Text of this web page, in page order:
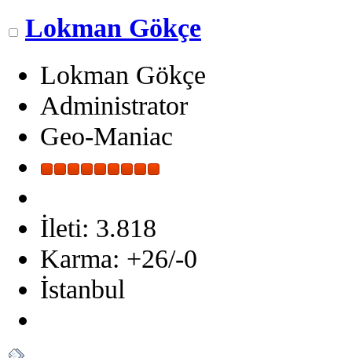
Lokman Gökçe
Lokman Gökçe
Administrator
Geo-Maniac
İleti: 3.818
Karma: +26/-0
İstanbul